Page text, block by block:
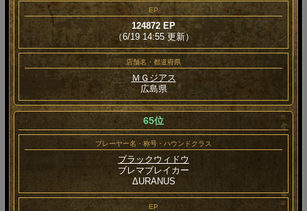
EP
124872 EP
（6/19 14:55 更新）
店舗名・都道府県
ＭＧジアス
広島県
65位
プレーヤー名・称号・ハウンドクラス
ブラックウィドウ
ブレマブレイカー
ΔURANUS
EP